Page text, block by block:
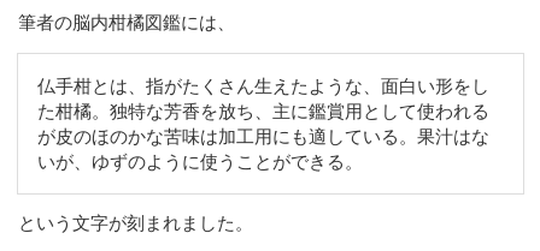
筆者の脳内柑橘図鑑には、
仏手柑とは、指がたくさん生えたような、面白い形をし
た柑橘。独特な芳香を放ち、主に鑑賞用として使われる
が皮のほのかな苦味は加工用にも適している。果汁はな
いが、ゆずのように使うことができる。
という文字が刻まれました。